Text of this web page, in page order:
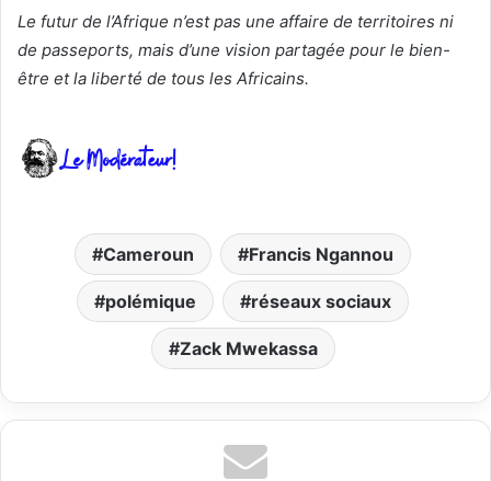
Le futur de l’Afrique n’est pas une affaire de territoires ni
de passeports, mais d’une vision partagée pour le bien-
être et la liberté de tous les Africains.
Cameroun Francis Ngannou
polémique réseaux sociaux
Zack Mwekassa